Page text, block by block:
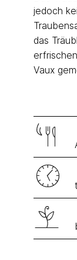
jedoch
das
Vaux